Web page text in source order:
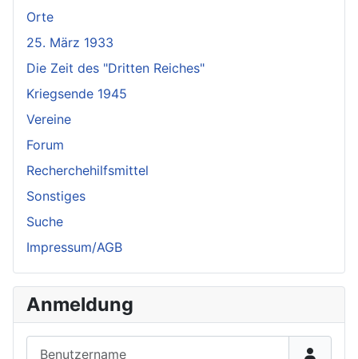
Orte
25. März 1933
Die Zeit des "Dritten Reiches"
Kriegsende 1945
Vereine
Forum
Recherchehilfsmittel
Sonstiges
Suche
Impressum/AGB
Anmeldung